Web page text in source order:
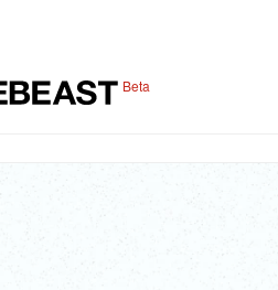
Beta